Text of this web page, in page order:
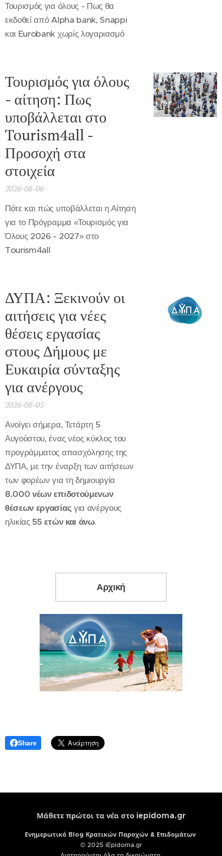
Τουρισμός για όλους - Πως θα
εκδοθεί από Alpha bank, Snappi
και Eurobank χωρίς λογαριασμό
Τουρισμός για όλους
- αίτηση: Πως
υποβάλλεται στο
Tourism4all -
Προσοχή στα
στοιχεία
2026-08-06
Πότε και πώς υποβάλλεται η Αίτηση
για το Πρόγραμμα «Τουρισμός για
Όλους 2026 - 2027» στο
Tourism4all
ΔΥΠΑ: Ξεκινούν οι
αιτήσεις για νέες
θέσεις εργασίας
στους Δήμους με
Ευκαιρία σύνταξης
για ανέργους
2026-08-05
Ανοίγει σήμερα, Τετάρτη 5
Αυγούστου, ένας νέος κύκλος του
προγράμματος απασχόλησης της
ΔΥΠΑ, με την έναρξη των αιτήσεων
των φορέων για τη δημιουργία
8.000 νέων επιδοτούμενων
θέσεων εργασίας για ανέργους
ηλικίας55 ετών και άνω.
Αρχική
Share
Μάθετε πρώτοι τα νέα στο iepidoma.gr
Ενημερωτικό Blog Κρατικών Παροχών & Επιδομάτων
© 2025 iEpidoma.gr